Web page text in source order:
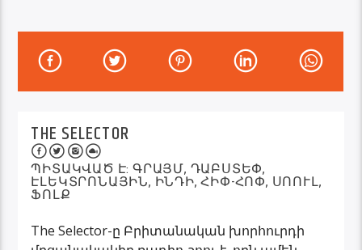
THE SELECTOR
ՊԻՏԱԿՎԱԾ Է:ԳՐԱՅՄ, ԴԱԲՍՏԵՓ,
ԷԼԵԿՏՐՈՆԱՅԻՆ, ԻՆԴԻ,ՀԻՓ-ՀՈՓ, ՍՈՈՒԼ,
ՖՈԼՔ
The Selector-ը Բրիտանական խորհուրդի